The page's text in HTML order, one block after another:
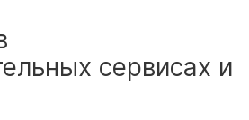
сервисах и